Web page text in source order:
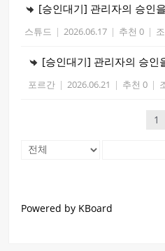
[승인대기] 관리자의 승인
스튜드 | 2026.06.17 | 추천 0 |
[승인대기] 관리자의 승인
포르간 | 2026.06.21 | 추천 0 |
1
Powered by KBoard